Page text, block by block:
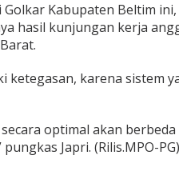
Golkar Kabupaten Beltim
hasil kunjungan kerja
ketegasan, karena sistem
optimal akan
Japri. (Rilis.MPO-PG)